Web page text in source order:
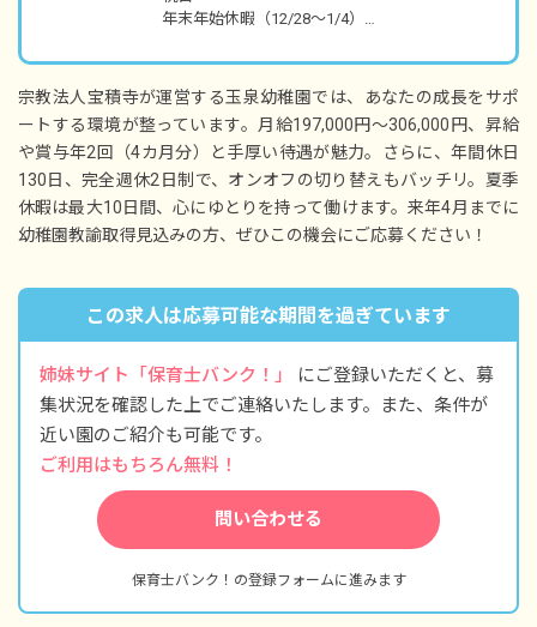
学年主任3,000円
通勤手当 月上限20,000円
賞与年2回 4カ月分
※別途、時間外手当支給あり（朝・帰りの預か
り保育担当の場合）
（基本給＋諸手当）÷20÷8×1.25×時間数
年末年始休暇（12/28～1/4）
夏季休暇（10日）
慶弔休暇
生理休暇
災害休暇
公用休暇
特別休暇
産前産後休暇
育児休暇
リ
・年休はたっぷり130日、完全週休2日制！
⇒自分時間を大切にできるから、心にも余裕が
でき、のびのびとお仕事に取り組めます。
宗教法人宝積寺が運営する玉泉幼稚園では、あなたの成長をサポ
ートする環境が整っています。月給197,000円～306,000円、昇給
や賞与年2回（4カ月分）と手厚い待遇が魅力。さらに、年間休日
130日、完全週休2日制で、オンオフの切り替えもバッチリ。夏季
休暇は最大10日間、心にゆとりを持って働けます。来年4月までに
幼稚園教諭取得見込みの方、ぜひこの機会にご応募ください！
この求人は応募可能な期間を過ぎています
姉妹サイト「保育士バンク！」
にご登録いただくと、募
集状況を確認した上でご連絡いたします。また、条件が
近い園のご紹介も可能です。
ご利用はもちろん無料！
問い合わせる
保育士バンク！の登録フォームに進みます